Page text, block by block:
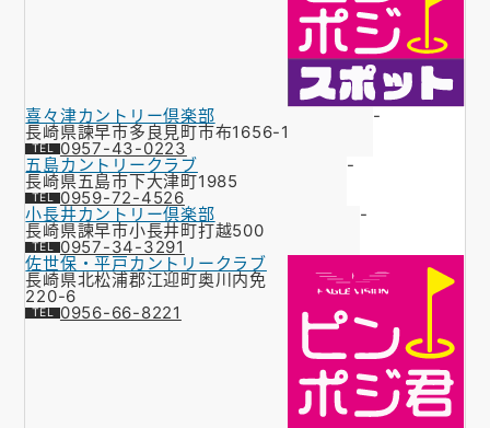
喜々津カントリー倶楽部
長崎県諫早市多良見町市布1656-1
0957-43-0223
-
五島カントリークラブ
長崎県五島市下大津町1985
0959-72-4526
-
小長井カントリー倶楽部
長崎県諫早市小長井町打越500
0957-34-3291
-
佐世保・平戸カントリークラブ
長崎県北松浦郡江迎町奥川内免
220-6
0956-66-8221